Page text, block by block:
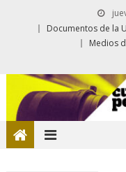
Documentos de la
Medios